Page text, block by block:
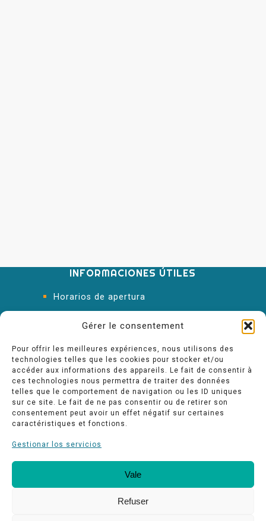
Gérer le consentement
Pour offrir les meilleures expériences, nous utilisons des
technologies telles que les cookies pour stocker et/ou
accéder aux informations des appareils. Le fait de consentir à
ces technologies nous permettra de traiter des données
telles que le comportement de navigation ou les ID uniques
sur ce site. Le fait de ne pas consentir ou de retirer son
consentement peut avoir un effet négatif sur certaines
caractéristiques et fonctions.
Gestionar los servicios
Vale
Refuser
INFORMACIONES ÚTILES
Horarios de apertura
Oficina de Turismo
Nuestros compromisos de calidad